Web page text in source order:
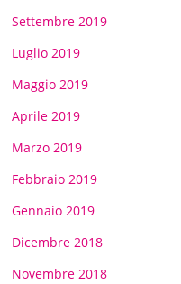
Settembre 2019
Luglio 2019
Maggio 2019
Aprile 2019
Marzo 2019
Febbraio 2019
Gennaio 2019
Dicembre 2018
Novembre 2018